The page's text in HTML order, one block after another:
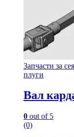
Запчасти за
плуги
Вал
0 out of 5
(0)